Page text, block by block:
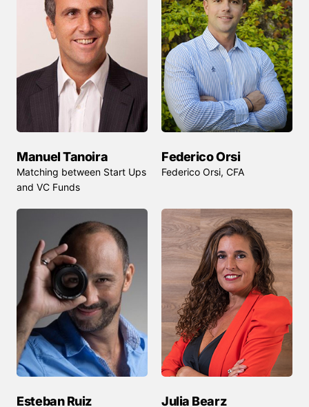
Manuel Tanoira
Matching between Start Ups
and VC Funds
Federico Orsi
Federico Orsi, CFA
Esteban Ruiz Julia Bearz